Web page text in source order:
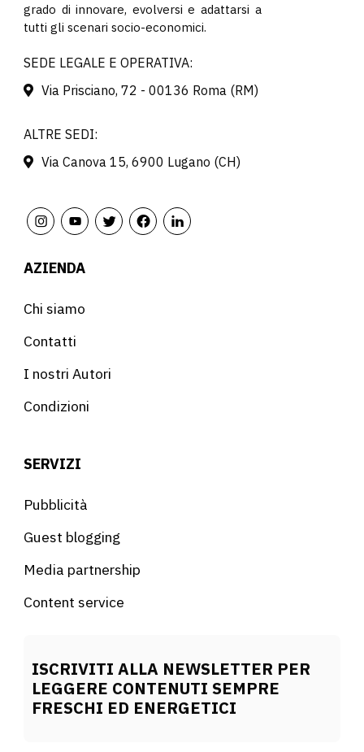
grado di innovare, evolversi e adattarsi a
tutti gli scenari socio-economici.
SEDE LEGALE E OPERATIVA:
Via Prisciano, 72 - 00136 Roma (RM)
ALTRE SEDI:
Via Canova 15, 6900 Lugano (CH)
AZIENDA
Chi siamo
Contatti
I nostri Autori
Condizioni
SERVIZI
Pubblicità
Guest blogging
Media partnership
Content service
ISCRIVITI ALLA NEWSLETTER PER
LEGGERE CONTENUTI SEMPRE
FRESCHI ED ENERGETICI